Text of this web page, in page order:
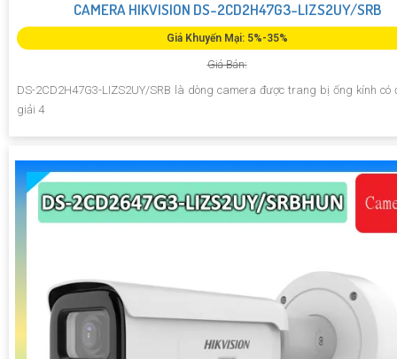
CAMERA HIKVISION DS-2CD2H47G3-LIZS2UY/SRB
Giá Khuyến Mại: 5%-35%
Giá Bán:
DS-2CD2H47G3-LIZS2UY/SRB là dòng camera được trang bị ống kính có
giải 4